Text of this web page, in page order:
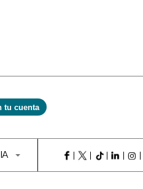
tu cuenta